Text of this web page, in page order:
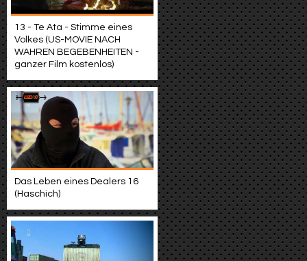
13 - Te Ata - Stimme eines
Volkes (US-MOVIE NACH
WAHREN BEGEBENHEITEN -
ganzer Film kostenlos)
Das Leben eines Dealers 16
(Haschich)